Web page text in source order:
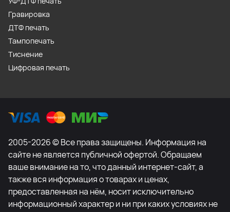
Гравировка
ДТФ печать
Тампопечать
Тиснение
Цифровая печать
2005-2026 © Все права защищены. Информация на
сайте не является публичной офертой. Обращаем
ваше внимание на то, что данный интернет-сайт, а
также вся информация о товарах и ценах,
предоставленная на нём, носит исключительно
информационный характер и ни при каких условиях не